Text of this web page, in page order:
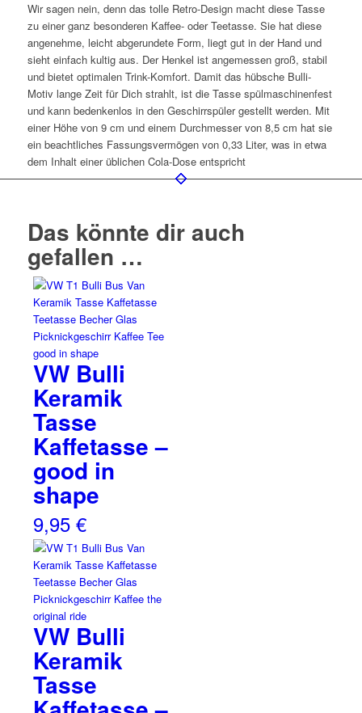
Wir sagen nein, denn das tolle Retro-Design macht diese Tasse
zu einer ganz besonderen Kaffee- oder Teetasse. Sie hat diese
angenehme, leicht abgerundete Form, liegt gut in der Hand und
sieht einfach kultig aus. Der Henkel ist angemessen groß, stabil
und bietet optimalen Trink-Komfort. Damit das hübsche Bulli-
Motiv lange Zeit für Dich strahlt, ist die Tasse spülmaschinenfest
und kann bedenkenlos in den Geschirrspüler gestellt werden. Mit
einer Höhe von 9 cm und einem Durchmesser von 8,5 cm hat sie
ein beachtliches Fassungsvermögen von 0,33 Liter, was in etwa
dem Inhalt einer üblichen Cola-Dose entspricht
Das könnte dir auch
gefallen …
VW Bulli
Keramik
Tasse
Kaffetasse –
good in
shape
9,95 €
VW Bulli
Keramik
Tasse